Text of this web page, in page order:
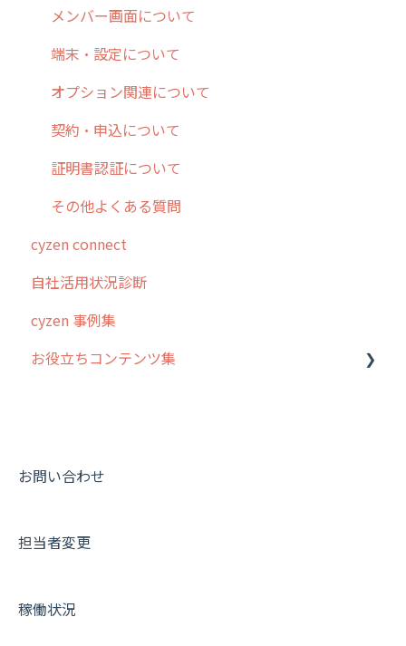
商品
各種設定・その他
お知らせ
設定
商品
各種設定・ログイン
契約・その他
メンバー画面について
端末・設定について
オプション関連について
契約・申込について
証明書認証について
その他よくある質問
cyzen connect
自社活用状況診断
cyzen 事例集
お役立ちコンテンツ集
動画集：共通
お問い合わせ
担当者変更
稼働状況